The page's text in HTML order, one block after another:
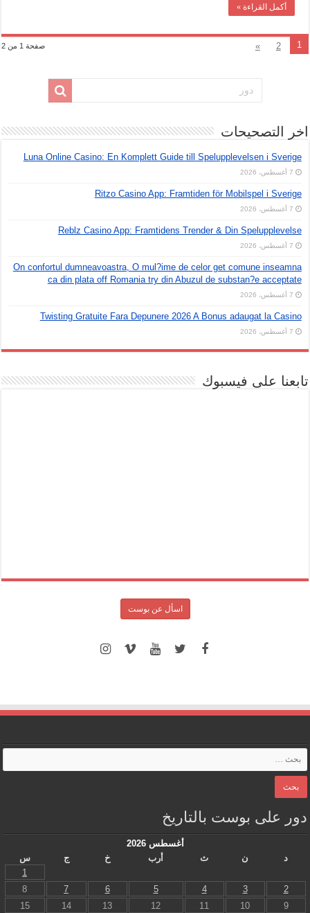
أكمل القراءة »
صفحة 1 من 2 1
2
»
اخر التصحيحات
Luna Online Casino: En Komplett Guide till Spelupplevelsen i Sverige
7 أغسطس، 2026
Ritzo Casino App: Framtiden för Mobilspel i Sverige
7 أغسطس، 2026
Reblz Casino App: Framtidens Trender & Din Spelupplevelse
7 أغسطس، 2026
On confortul dumneavoastra, O mul?ime de celor get comune inseamna
ca din plata off Romania try din Abuzul de substan?e acceptate
7 أغسطس، 2026
Twisting Gratuite Fara Depunere 2026 A Bonus adaugat la Casino
7 أغسطس، 2026
تابعنا على فيسبوك
اسأل عن بوست
دور على بوست بالتاريخ
أغسطس 2026
د
ن ث أرب خ ج
س
1
2
3
4
5
6
7
8
9
10
11
12
13
14
15